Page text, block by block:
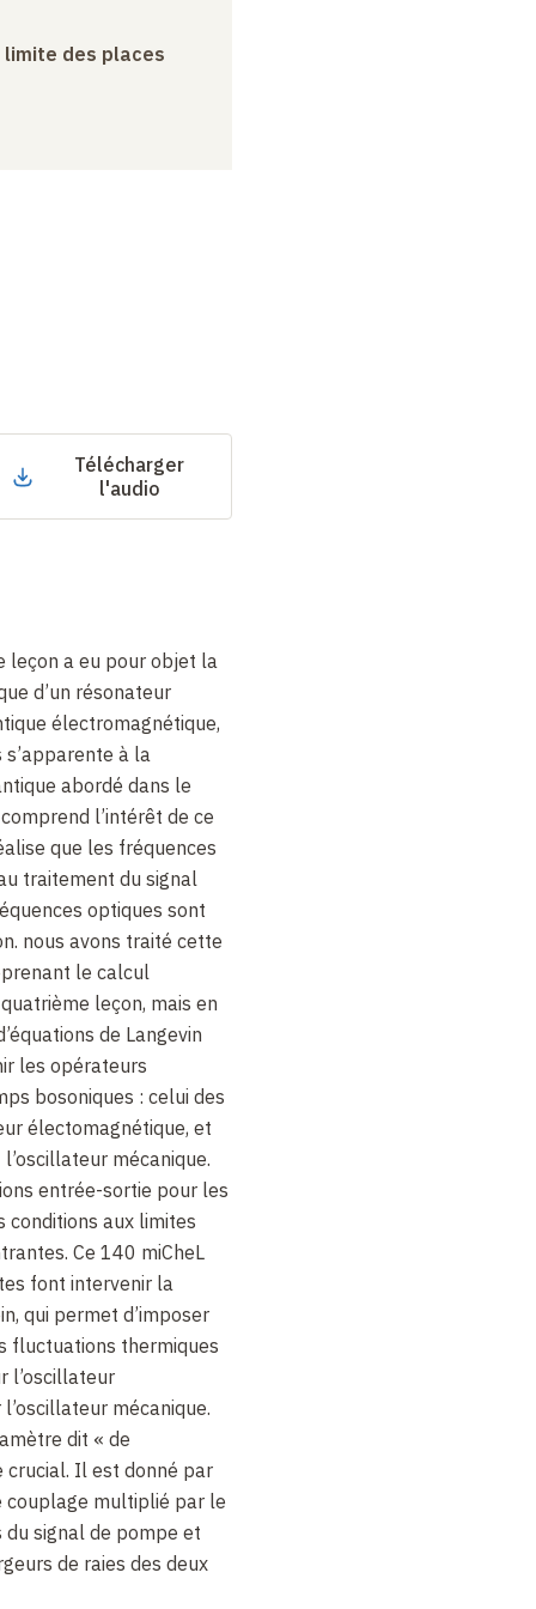
limite des places
Télécharger
l'audio
leçon a eu pour objet la
d’un résonateur
électromagnétique,
s’apparente à la
abordé dans le
l’intérêt de ce
que les fréquences
traitement du signal
optiques sont
nous avons traité cette
le calcul
leçon, mais en
de Langevin
les opérateurs
bosoniques : celui des
électomagnétique, et
mécanique.
entrée-sortie pour les
conditions aux limites
Ce 140 miCheL
font intervenir la
qui permet d’imposer
fluctuations thermiques
l’oscillateur
mécanique.
dit « de
crucial. Il est donné par
couplage multiplié par le
signal de pompe et
de raies des deux